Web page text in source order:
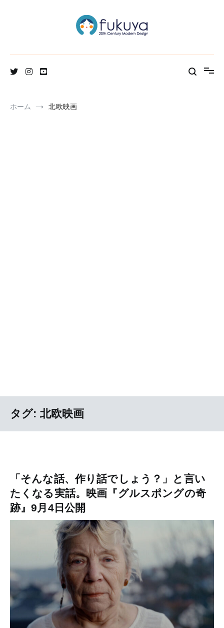
ホーム 北欧映画
タグ: 北欧映画
「そんな話、作り話でしょう？」と言い
たくなる実話。映画『グルスポングの奇
跡』9月4日公開